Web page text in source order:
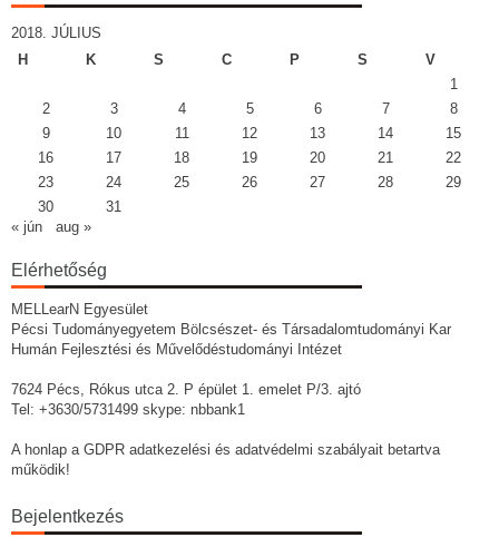
2018. JÚLIUS
H
K S C P S
V
1
2
3 4 5 6 7
8
9
10 11 12 13 14
15
16
17 18 19 20 21
22
23
24 25 26 27 28
29
30
31
« jún
aug »
Elérhetőség
MELLearN Egyesület
Pécsi Tudományegyetem Bölcsészet- és Társadalomtudományi Kar
Humán Fejlesztési és Művelődéstudományi Intézet
7624 Pécs, Rókus utca 2. P épület 1. emelet P/3. ajtó
Tel: +3630/5731499 skype: nbbank1
A honlap a GDPR adatkezelési és adatvédelmi szabályait betartva
működik!
Bejelentkezés